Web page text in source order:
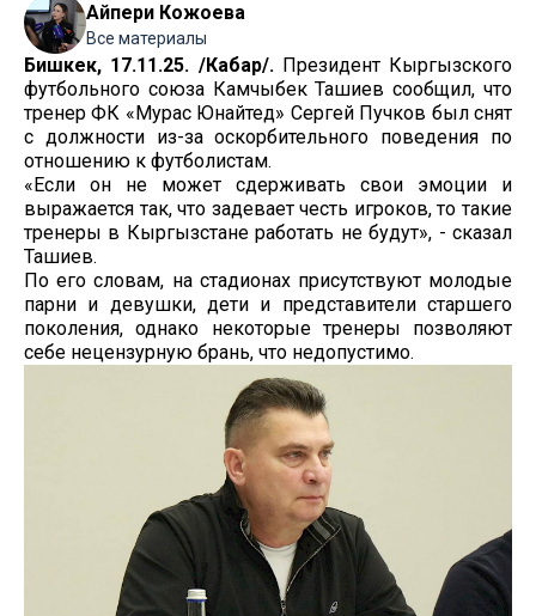
Айпери Кожоева
Все материалы
Бишкек, 17.11.25. /Кабар/.Президент Кыргызского
футбольного союза Камчыбек Ташиев сообщил, что
тренер ФК «Мурас Юнайтед» Сергей Пучков был снят
с должности из-за оскорбительного поведения по
отношению к футболистам.
«Если он не может сдерживать свои эмоции и
выражается так, что задевает честь игроков, то такие
тренеры в Кыргызстане работать не будут», - сказал
Ташиев.
По его словам, на стадионах присутствуют молодые
парни и девушки, дети и представители старшего
поколения, однако некоторые тренеры позволяют
себе нецензурную брань, что недопустимо.